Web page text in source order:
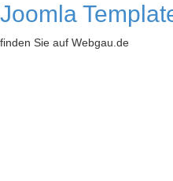
Joomla
finden Sie auf Webgau.de